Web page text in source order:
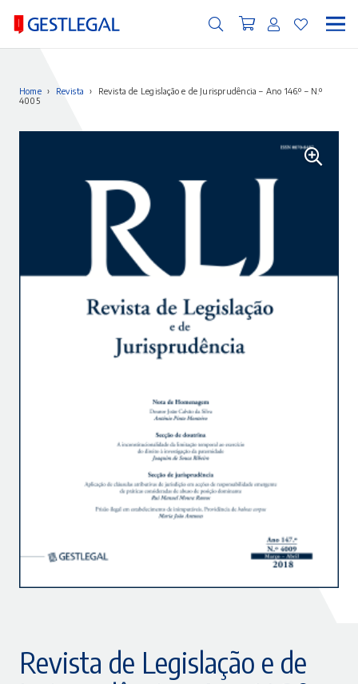
Home › Revista ›
Revista de Legislação e de Jurisprudência – Ano 146.º – N.º
4005
Revista de Legislação e de